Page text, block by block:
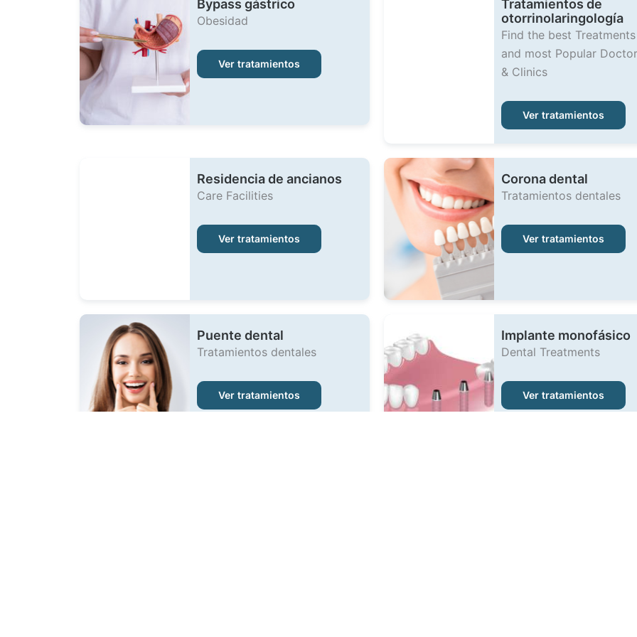
Bypass gástrico
Obesidad
Ver tratamientos
Tratamientos de
otorrinolaringología
Find the best Treatments
and most Popular
& Clinics
Ver tratamientos
Residencia de ancianos
Care Facilities
Ver tratamientos
Corona dental
Tratamientos dentales
Ver tratamientos
Puente dental
Tratamientos dentales
Ver tratamientos
Implante monofásico
Dental Treatments
Ver tratamientos